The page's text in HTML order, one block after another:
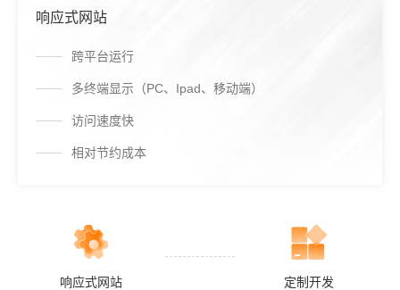
响应式网站
跨平台运行
多终端显示（PC、Ipad、移动端）
访问速度快
相对节约成本
响应式网站 定制开发